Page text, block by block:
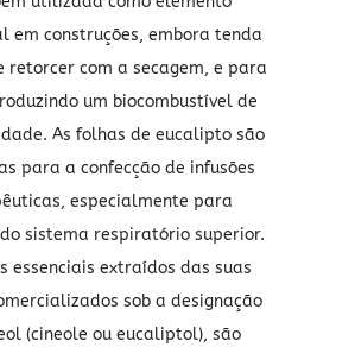
em construções, embora tenda
retorcer com a secagem, e para
um biocombustível de
As folhas de eucalipto são
para a confecção de infusões
especialmente para
sistema respiratório superior.
essenciais extraídos das suas
sob a designação
(cineole ou eucaliptol), são